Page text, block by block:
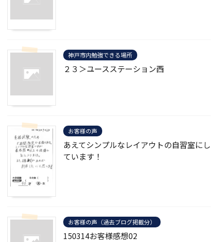
神戸市内勉強できる場所
２３＞ユースステーション西
お客様の声
あえてシンプルなレイアウトの自習室にし
ています！
お客様の声（過去ブログ掲載分）
150314お客様感想02